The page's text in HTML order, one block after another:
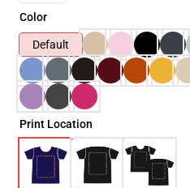
Color
Default
Print Location